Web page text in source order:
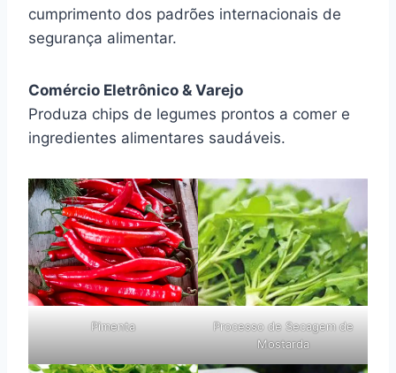
cumprimento dos padrões internacionais de
segurança alimentar.
Comércio Eletrônico & Varejo
Produza chips de legumes prontos a comer e
ingredientes alimentares saudáveis.
Pimenta
Processo de Secagem de
Mostarda